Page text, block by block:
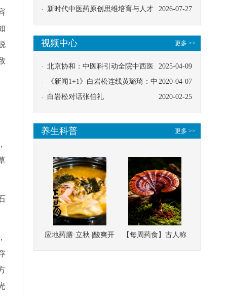
2026-07-27
新时代中医药原创思维培育与人才
更多 >>
视频中心
2025-04-09
北京协和：中医科引动全院中西医
协同
2020-04-07
《新闻1+1》白岩松连线黄璐琦：中
医救治的临床效果
2020-02-25
白岩松对话张伯礼
更多 >>
养生科普
应地药膳·立秋 |酸爽开
【每周药食】古人称